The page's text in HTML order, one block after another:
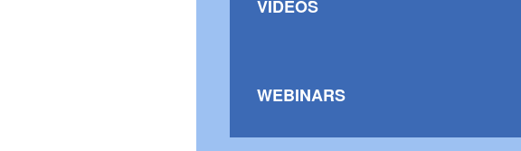
VIDEOS
WEBINARS